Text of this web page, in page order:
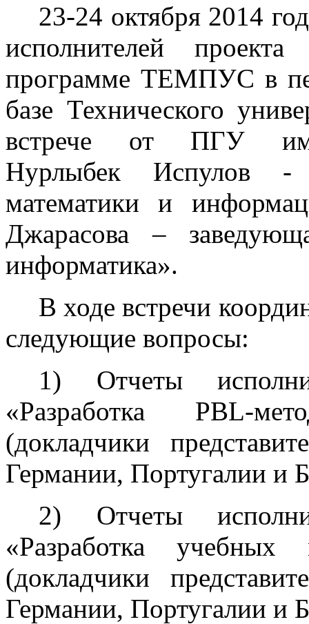
23-24 октября 2014
исполнителей
программе ТЕМПУС в
базе Технического
встрече от ПГУ
Нурлыбек Испулов -
математики и
Джарасова –
информатика».
В ходе встречи
следующие вопросы:
1) Отчеты
«Разработка PBL-
(докладчики
Германии, Португалии и
2) Отчеты
«Разработка
(докладчики
Германии, Португалии и